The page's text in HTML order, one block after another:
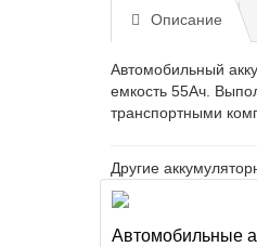
Описание
Автомобильный
емкость 55Ач.
транспортными
Другие
Автомобильные